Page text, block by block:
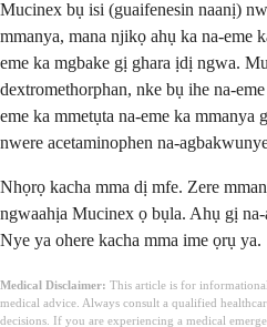
Mucinex bụ isi (guaifenesin naanị)
mmanya, mana njikọ ahụ ka na-eme
eme ka mgbake gị ghara ịdị ngwa.
dextromethorphan, nke bụ ihe na-
eme ka mmetụta na-eme ka
nwere acetaminophen na-
Nhọrọ kacha mma dị mfe. Zere
ngwaahịa Mucinex ọ bụla. Ahụ gị
Nye ya ohere kacha mma ime ọrụ ya.
Medical Disclaimer: This article is for
medical advice. Always consult a qualified
decisions. If you are experiencing a medical